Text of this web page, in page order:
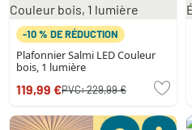
-10 % DE RÉDUCTION
Plafonnier Salmi LED Couleur
bois, 1 lumière
119,99 €PVC:229,99 €